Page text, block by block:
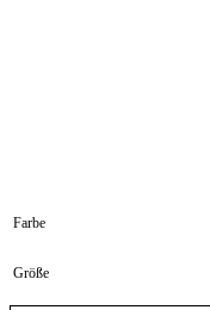
Farbe
Größe